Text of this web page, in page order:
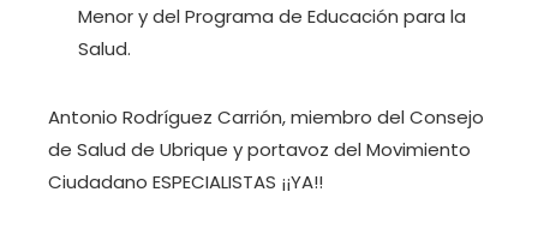
Menor y del Programa de Educación para la
Salud.
Antonio Rodríguez Carrión, miembro del Consejo
de Salud de Ubrique y portavoz del Movimiento
Ciudadano ESPECIALISTAS ¡¡YA!!